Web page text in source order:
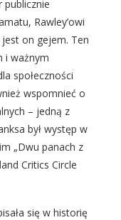
publicznie
Rawley’owi
on gejem. Ten
i ważnym
społeczności
wspomnieć o
– jedną z
był występ w
„Dwu panach z
Critics Circle
się w historię